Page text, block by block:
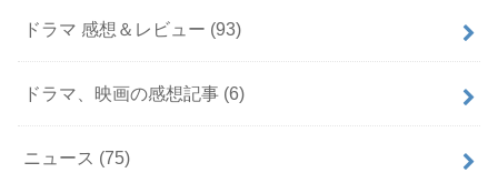
ドラマ 感想＆レビュー (93)
ドラマ、映画の感想記事 (6)
ニュース (75)